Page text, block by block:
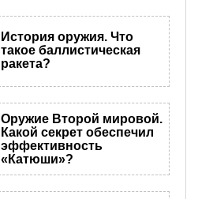
История оружия. Что
такое баллистическая
ракета?
Оружие Второй мировой.
Какой секрет обеспечил
эффективность
«Катюши»?